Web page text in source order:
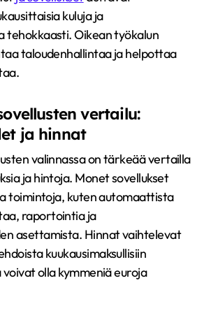
kuluja ja
tehokkaasti. Oikean työkalun
taloudenhallintaa ja helpottaa
vertailu:
ja hinnat
valinnassa on tärkeää vertailla
ja hintoja. Monet sovellukset
toimintoja, kuten automaattista
raportointia ja
asettamista. Hinnat vaihtelevat
kuukausimaksullisiin
olla kymmeniä euroja